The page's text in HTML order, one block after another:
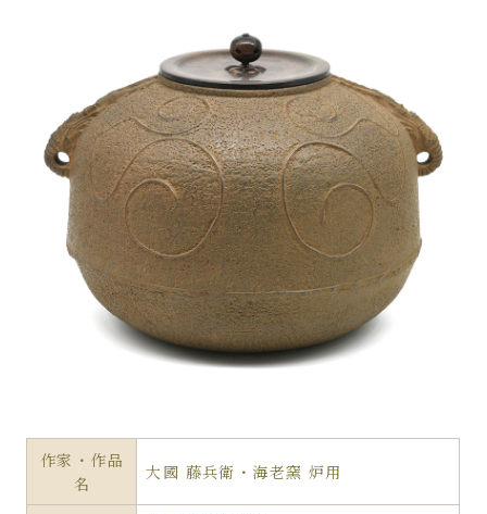
作家・作品
名
大國 藤兵衛・海老窯 炉用